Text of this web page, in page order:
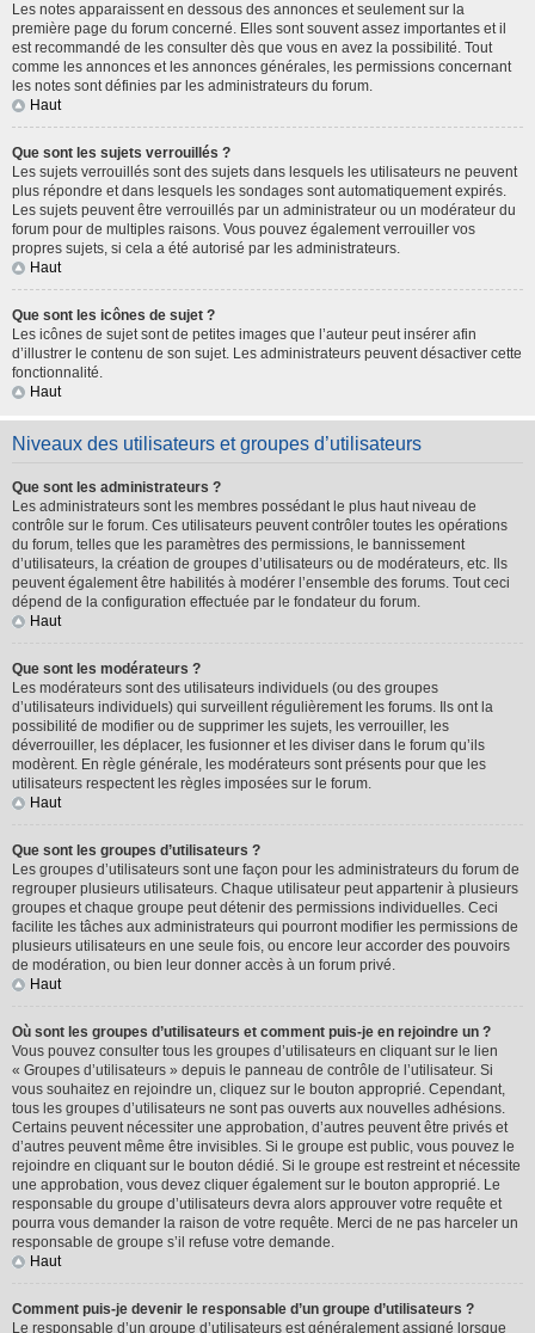
Les notes apparaissent en dessous des annonces et seulement sur la
première page du forum concerné. Elles sont souvent assez importantes et il
est recommandé de les consulter dès que vous en avez la possibilité. Tout
comme les annonces et les annonces générales, les permissions concernant
les notes sont définies par les administrateurs du forum.
Haut
Que sont les sujets verrouillés ?
Les sujets verrouillés sont des sujets dans lesquels les utilisateurs ne peuvent
plus répondre et dans lesquels les sondages sont automatiquement expirés.
Les sujets peuvent être verrouillés par un administrateur ou un modérateur du
forum pour de multiples raisons. Vous pouvez également verrouiller vos
propres sujets, si cela a été autorisé par les administrateurs.
Haut
Que sont les icônes de sujet ?
Les icônes de sujet sont de petites images que l’auteur peut insérer afin
d’illustrer le contenu de son sujet. Les administrateurs peuvent désactiver cette
fonctionnalité.
Haut
Niveaux des utilisateurs et groupes d’utilisateurs
Que sont les administrateurs ?
Les administrateurs sont les membres possédant le plus haut niveau de
contrôle sur le forum. Ces utilisateurs peuvent contrôler toutes les opérations
du forum, telles que les paramètres des permissions, le bannissement
d’utilisateurs, la création de groupes d’utilisateurs ou de modérateurs, etc. Ils
peuvent également être habilités à modérer l’ensemble des forums. Tout ceci
dépend de la configuration effectuée par le fondateur du forum.
Haut
Que sont les modérateurs ?
Les modérateurs sont des utilisateurs individuels (ou des groupes
d’utilisateurs individuels) qui surveillent régulièrement les forums. Ils ont la
possibilité de modifier ou de supprimer les sujets, les verrouiller, les
déverrouiller, les déplacer, les fusionner et les diviser dans le forum qu’ils
modèrent. En règle générale, les modérateurs sont présents pour que les
utilisateurs respectent les règles imposées sur le forum.
Haut
Que sont les groupes d’utilisateurs ?
Les groupes d’utilisateurs sont une façon pour les administrateurs du forum de
regrouper plusieurs utilisateurs. Chaque utilisateur peut appartenir à plusieurs
groupes et chaque groupe peut détenir des permissions individuelles. Ceci
facilite les tâches aux administrateurs qui pourront modifier les permissions de
plusieurs utilisateurs en une seule fois, ou encore leur accorder des pouvoirs
de modération, ou bien leur donner accès à un forum privé.
Haut
Où sont les groupes d’utilisateurs et comment puis-je en rejoindre un ?
Vous pouvez consulter tous les groupes d’utilisateurs en cliquant sur le lien
« Groupes d’utilisateurs » depuis le panneau de contrôle de l’utilisateur. Si
vous souhaitez en rejoindre un, cliquez sur le bouton approprié. Cependant,
tous les groupes d’utilisateurs ne sont pas ouverts aux nouvelles adhésions.
Certains peuvent nécessiter une approbation, d’autres peuvent être privés et
d’autres peuvent même être invisibles. Si le groupe est public, vous pouvez le
rejoindre en cliquant sur le bouton dédié. Si le groupe est restreint et nécessite
une approbation, vous devez cliquer également sur le bouton approprié. Le
responsable du groupe d’utilisateurs devra alors approuver votre requête et
pourra vous demander la raison de votre requête. Merci de ne pas harceler un
responsable de groupe s’il refuse votre demande.
Haut
Comment puis-je devenir le responsable d’un groupe d’utilisateurs ?
Le responsable d’un groupe d’utilisateurs est généralement assigné lorsque